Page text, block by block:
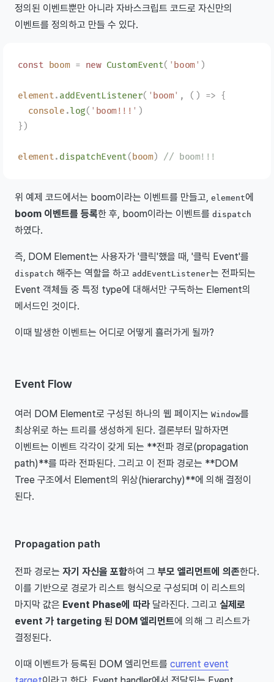
정의된 이벤트뿐만 아니라 자바스크립트 코드로 자신만의
이벤트를 정의하고 만들 수 있다.
const boom = new CustomEvent( ' boom' )
element. addEventListener( ' boom' , () => {
  console
.log( ' boom!!! ' )
})
element. dispatchEvent( boom) // boom!!!
위 예제 코드에서는 boom이라는 이벤트를 만들고, element에
boom 이벤트를 등록한 후, boom이라는 이벤트를 dispatch
하였다.
즉, DOM Element는 사용자가 '클릭'했을 때, '클릭 Event'를
dispatch 해주는 역할을 하고 addEventListener는 전파되는
Event 객체들 중 특정 type에 대해서만 구독하는 Element의
메서드인 것이다.
이때 발생한 이벤트는 어디로 어떻게 흘러가게 될까?
Event Flow
여러 DOM Element로 구성된 하나의 웹 페이지는 Window를
최상위로 하는 트리를 생성하게 된다. 결론부터 말하자면
이벤트는 이벤트 각각이 갖게 되는 **전파 경로(propagation
path)**를 따라 전파된다. 그리고 이 전파 경로는 **DOM
Tree 구조에서 Element의 위상(hierarchy)**에 의해 결정이
된다.
Propagation path
전파 경로는 자기 자신을 포함하여 그 부모 엘리먼트에 의존한다.
이를 기반으로 경로가 리스트 형식으로 구성되며 이 리스트의
마지막 값은 Event Phase에 따라 달라진다. 그리고 실제로
event 가 targeting 된 DOM 엘리먼트에 의해 그 리스트가
결정된다.
이때 이벤트가 등록된 DOM 엘리먼트를 current event